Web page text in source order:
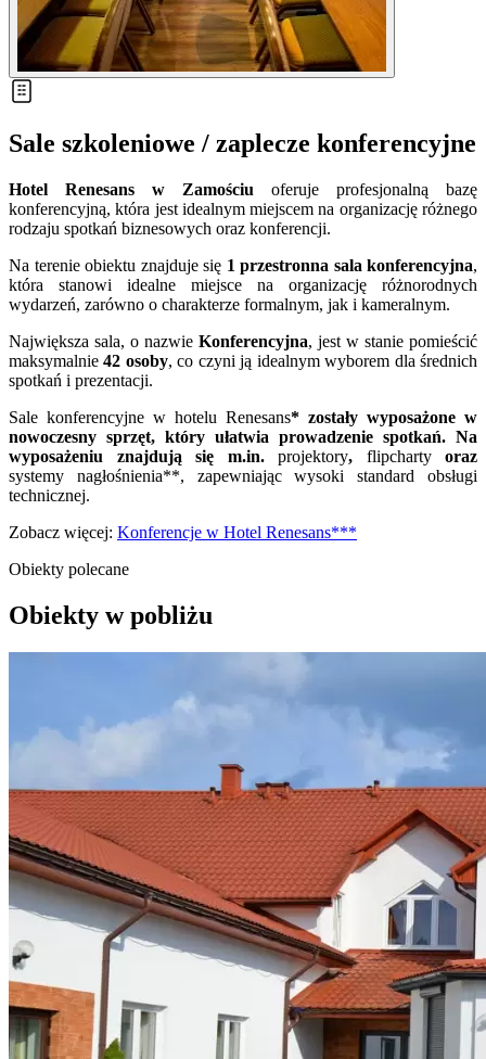
Sale szkoleniowe / zaplecze konferencyjne
Hotel Renesans w Zamościu oferuje profesjonalną bazę
konferencyjną, która jest idealnym miejscem na organizację różnego
rodzaju spotkań biznesowych oraz konferencji.
Na terenie obiektu znajduje się 1 przestronna sala konferencyjna,
która stanowi idealne miejsce na organizację różnorodnych
wydarzeń, zarówno o charakterze formalnym, jak i kameralnym.
Największa sala, o nazwie Konferencyjna, jest w stanie pomieścić
maksymalnie42 osoby, co czyni ją idealnym wyborem dla średnich
spotkań i prezentacji.
Sale konferencyjne w hotelu Renesans* zostały wyposażone w
nowoczesny sprzęt, który ułatwia prowadzenie spotkań. Na
wyposażeniu znajdują się m.in. projektory, flipchartyoraz
systemy nagłośnienia**, zapewniając wysoki standard obsługi
technicznej.
Zobacz więcej: Konferencje w Hotel Renesans***
Obiekty polecane
Obiekty w pobliżu